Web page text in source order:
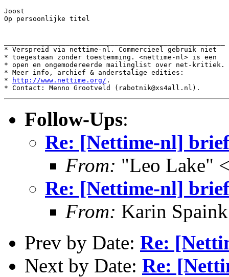
Joost
Op persoonlijke titel
* Verspreid via nettime-nl. Commercieel gebruik niet
* toegestaan zonder toestemming. <nettime-nl> is een
* open en ongemodereerde mailinglist over net-kritiek.
* Meer info, archief & anderstalige edities:
*
http://www.nettime.org/ .
Follow-Ups:
Re: [Nettime-nl]
From: "Leo Lake"
Re: [Nettime-nl]
From: Karin
Prev by Date: Re:
Next by Date: Re: